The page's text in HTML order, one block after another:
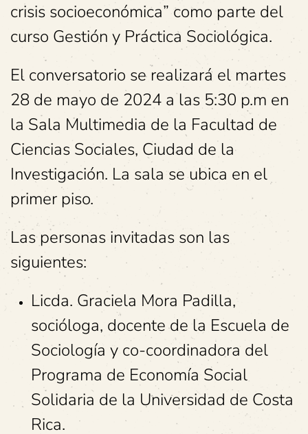
crisis socioeconómica” como parte del
curso Gestión y Práctica Sociológica.
El conversatorio se realizará el martes
28 de mayo de 2024 a las 5:30 p.m en
la Sala Multimedia de la Facultad de
Ciencias Sociales, Ciudad de la
Investigación. La sala se ubica en el
primer piso.
Las personas invitadas son las
siguientes:
Licda. Graciela Mora Padilla,
socióloga, docente de la Escuela de
Sociología y co-coordinadora del
Programa de Economía Social
Solidaria de la Universidad de Costa
Rica.